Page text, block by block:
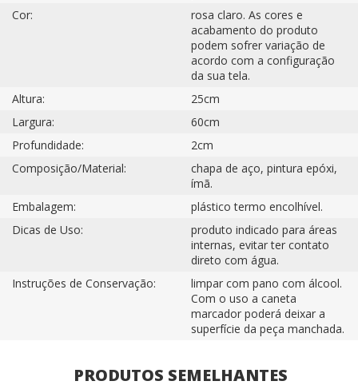
Cor:
rosa claro. As cores e
acabamento do produto
podem sofrer variação de
acordo com a configuração
da sua tela.
Altura:
25cm
Largura:
60cm
Profundidade:
2cm
Composição/Material:
chapa de aço, pintura epóxi,
ímã.
Embalagem:
plástico termo encolhível.
Dicas de Uso:
produto indicado para áreas
internas, evitar ter contato
direto com água.
Instruções de Conservação:
limpar com pano com álcool.
Com o uso a caneta
marcador poderá deixar a
superfície da peça manchada.
PRODUTOS SEMELHANTES